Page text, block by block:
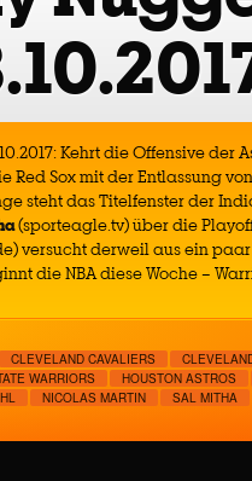
Kehrt die Offensive der
Red Sox mit der Entlassung
steht das Titelfenster der
(sporteagle.tv) über die
versucht derweil aus ein
die NBA diese Woche –
CLEVELAND CAVALIERS
WARRIORS
HOUSTON ASTROS
NICOLAS MARTIN
SAL MITHA